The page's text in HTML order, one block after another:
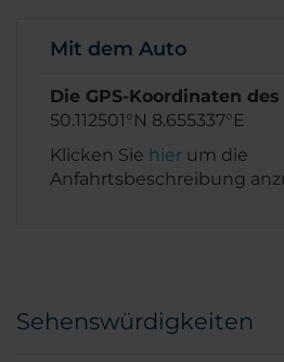
Mit dem Auto
Die GPS-Koordinaten
50.112501°N 8.655337°E
Klicken Sie hier um die
Anfahrtsbeschreibung
Sehenswürdigkeiten